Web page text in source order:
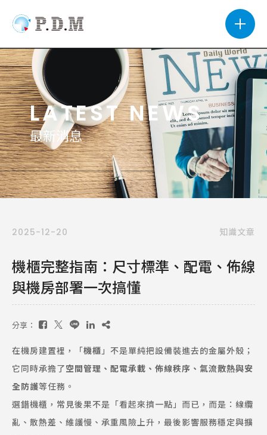
LATEST NEWS
最新消息
2025-12-20 知識文章
機櫃完整指南：尺寸標準、配電、佈線
與機房部署一次搞懂
分享：
在機房建置裡，「 機櫃 」不是單純把設備裝進去的金屬外殼；
它同時承擔了空間管理、配電承載、佈線秩序、氣流散熱與安
全防護等任務。
選錯機櫃，常見後果不是「看起來擠一點」而已，而是：線纜
亂、散熱差、維護慢、承重風險上升，最後影響服務穩定與擴